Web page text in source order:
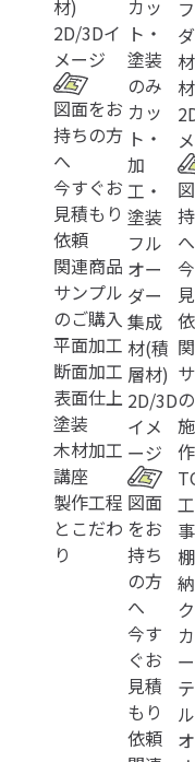
材)
2D/3Dイ
メージ
図面をお
持ちの方
へ
今すぐお
見積もり
依頼
関連商品
サンプル
のご購入
平面加工
断面加工
表面仕上
塗装
木材加工
講座
製作工程
とこだわ
り
カッ
ト・
塗装
のみ
カッ
ト・
加
工・
塗装
フル
オー
ダー
集成
材(積
層材)
2D/3D
イメ
ージ
図面
をお
持ち
の方
へ
今す
ぐお
見積
もり
依頼
へ
ク